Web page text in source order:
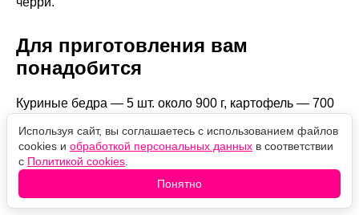
Для приготовления вам
понадобится
Куриные бедра — 5 шт. около 900 г, картофель — 700
горчица — 2 ст. л., чеснок — 3–4 зубчика, соль — 1 ч. л.
или по вкусу, черный молотый перец — 1/2 ч. л.,
сладкая паприка — 1/2 ч. л., растительное масло — 1
Используя сайт, вы соглашаетесь с использованием файлов
cookies и обработкой персональных данных в соответствии
с Политикой cookies
Понятно